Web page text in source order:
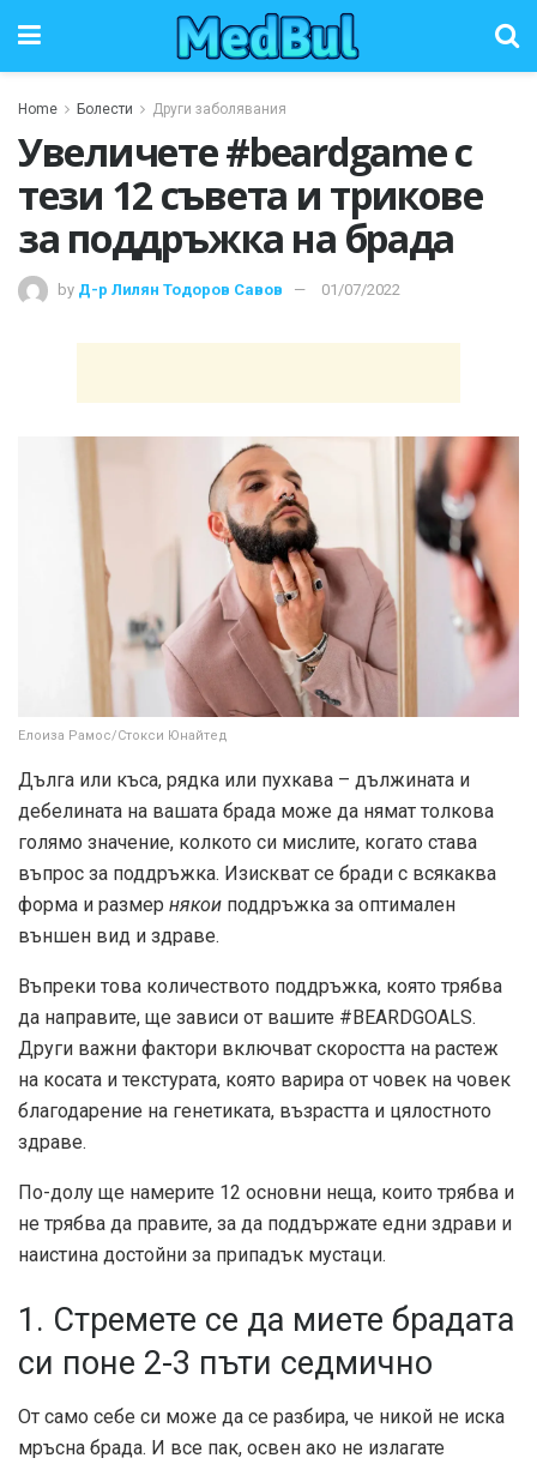
Home Болести Други заболявания
Увеличете #beardgame с
тези 12 съвета и трикове
за поддръжка на брада
by Д-р Лилян Тодоров Савов 01/07/2022
Елоиза Рамос/Стокси Юнайтед
Дълга или къса, рядка или пухкава – дължината и
дебелината на вашата брада може да нямат толкова
голямо значение, колкото си мислите, когато става
въпрос за поддръжка. Изискват се бради с всякаква
форма и размер някои поддръжка за оптимален
външен вид и здраве.
Въпреки това количеството поддръжка, която трябва
да направите, ще зависи от вашите #BEARDGOALS.
Други важни фактори включват скоростта на растеж
на косата и текстурата, която варира от човек на човек
благодарение на генетиката, възрастта и цялостното
здраве.
По-долу ще намерите 12 основни неща, които трябва и
не трябва да правите, за да поддържате едни здрави и
наистина достойни за припадък мустаци.
1. Стремете се да миете брадата
си поне 2-3 пъти седмично
От само себе си може да се разбира, че никой не иска
мръсна брада. И все пак, освен ако не излагате